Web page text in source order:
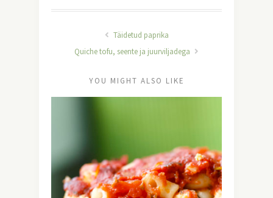
Täidetud paprika
Quiche tofu, seente ja juurviljadega
YOU MIGHT ALSO LIKE